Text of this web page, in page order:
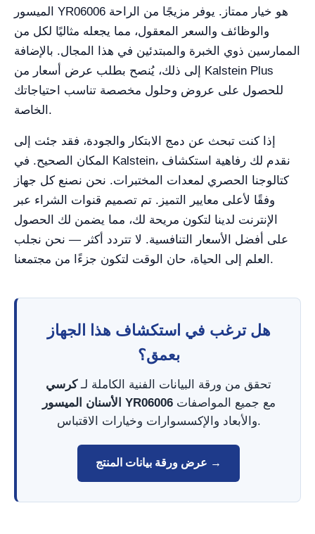
الميسور YR06006 هو خيار ممتاز. يوفر مزيجًا من الراحة
والوظائف والسعر المعقول، مما يجعله مثاليًا لكل من
الممارسين ذوي الخبرة والمبتدئين في هذا المجال. بالإضافة
إلى ذلك، يُنصح بطلب عرض أسعار من Kalstein Plus
للحصول على عروض وحلول مخصصة تناسب احتياجاتك
الخاصة.
إذا كنت تبحث عن دمج الابتكار والجودة، فقد جئت إلى
المكان الصحيح. في Kalstein، نقدم لك رفاهية استكشاف
كتالوجنا الحصري لمعدات المختبرات. نحن نصنع كل جهاز
وفقًا لأعلى معايير التميز. تم تصميم قنوات الشراء عبر
الإنترنت لدينا لتكون مريحة لك، مما يضمن لك الحصول
على أفضل الأسعار التنافسية. لا تتردد أكثر — نحن نجلب
العلم إلى الحياة، حان الوقت لتكون جزءًا من مجتمعنا.
هل ترغب في استكشاف هذا الجهاز
بعمق؟
تحقق من ورقة البيانات الفنية الكاملة لـكرسي
الأسنان الميسور YR06006مع جميع المواصفات
والأبعاد والإكسسوارات وخيارات الاقتباس.
عرض ورقة بيانات المنتج →